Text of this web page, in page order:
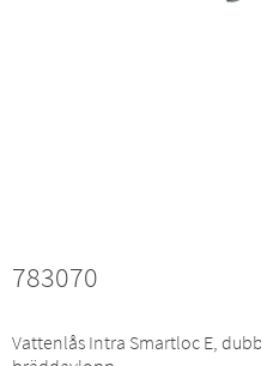
783070
Vattenlås Intra Smartloc E,